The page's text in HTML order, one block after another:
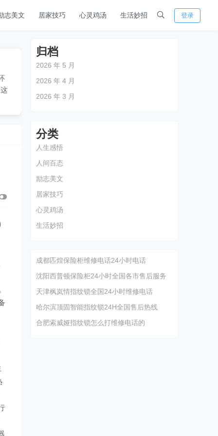
志美文 居家技巧 心灵鸡汤 生活妙招 登录
归档
2026 年 5 月
2026 年 4 月
2026 年 3 月
分类
人生感悟
人间百态
励志美文
居家技巧
心灵鸡汤
生活妙招
成都匹煌保险柜维修电话24小时电话
沈阳西普顿保险柜24小时全国各市售后服务
天津枫岚情指纹锁全国24小时维修电话
哈尔滨顶固智能指纹锁24H全国售后热线
合肥索威娅指纹锁怎么打维修电话的